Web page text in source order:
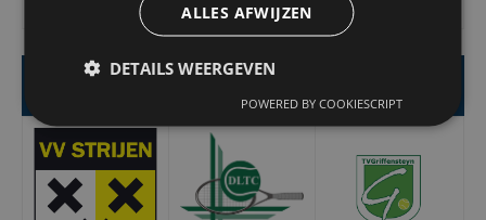
Uitgevoerde projecten
ALLES AFWIJZEN
DETAILS WEERGEVEN
POWERED BY COOKIESCRIPT